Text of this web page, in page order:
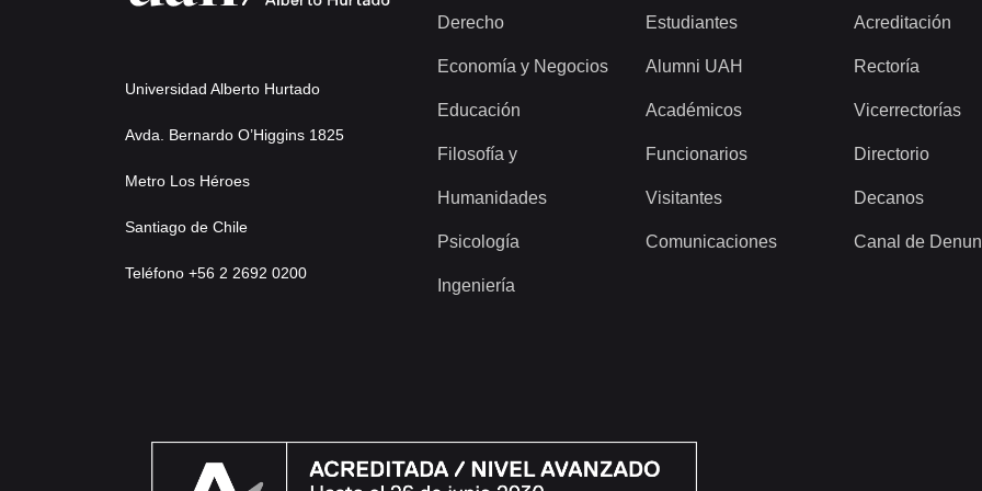
Universidad Alberto Hurtado
Avda. Bernardo O’Higgins 1825
Metro Los Héroes
Santiago de Chile
Teléfono +56 2 2692 0200
Derecho
Economía y Negocios
Educación
Filosofía y
Humanidades
Psicología
Ingeniería
Estudiantes
Alumni UAH
Académicos
Funcionarios
Visitantes
Comunicaciones
Acreditación
Rectoría
Vicerrectorías
Directorio
Decanos
Canal de